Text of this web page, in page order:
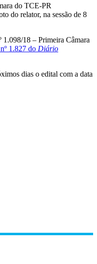
do TCE-PR
do relator, na sessão de 8
1.098/18 – Primeira Câmara
1.827 do Diário
dias o edital com a data